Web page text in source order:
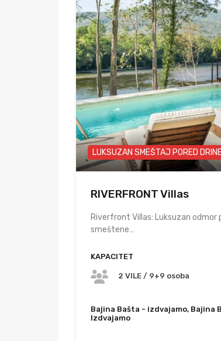
LUKSUZAN SMEŠTAJ PORED
RIVERFRONT Villas
Riverfront Villas: Luksuzan odmor
smeštene…
KAPACITET
2 VILE / 9+9 osoba
Bajina Bašta - izdvajamo, Bajina
Izdvajamo